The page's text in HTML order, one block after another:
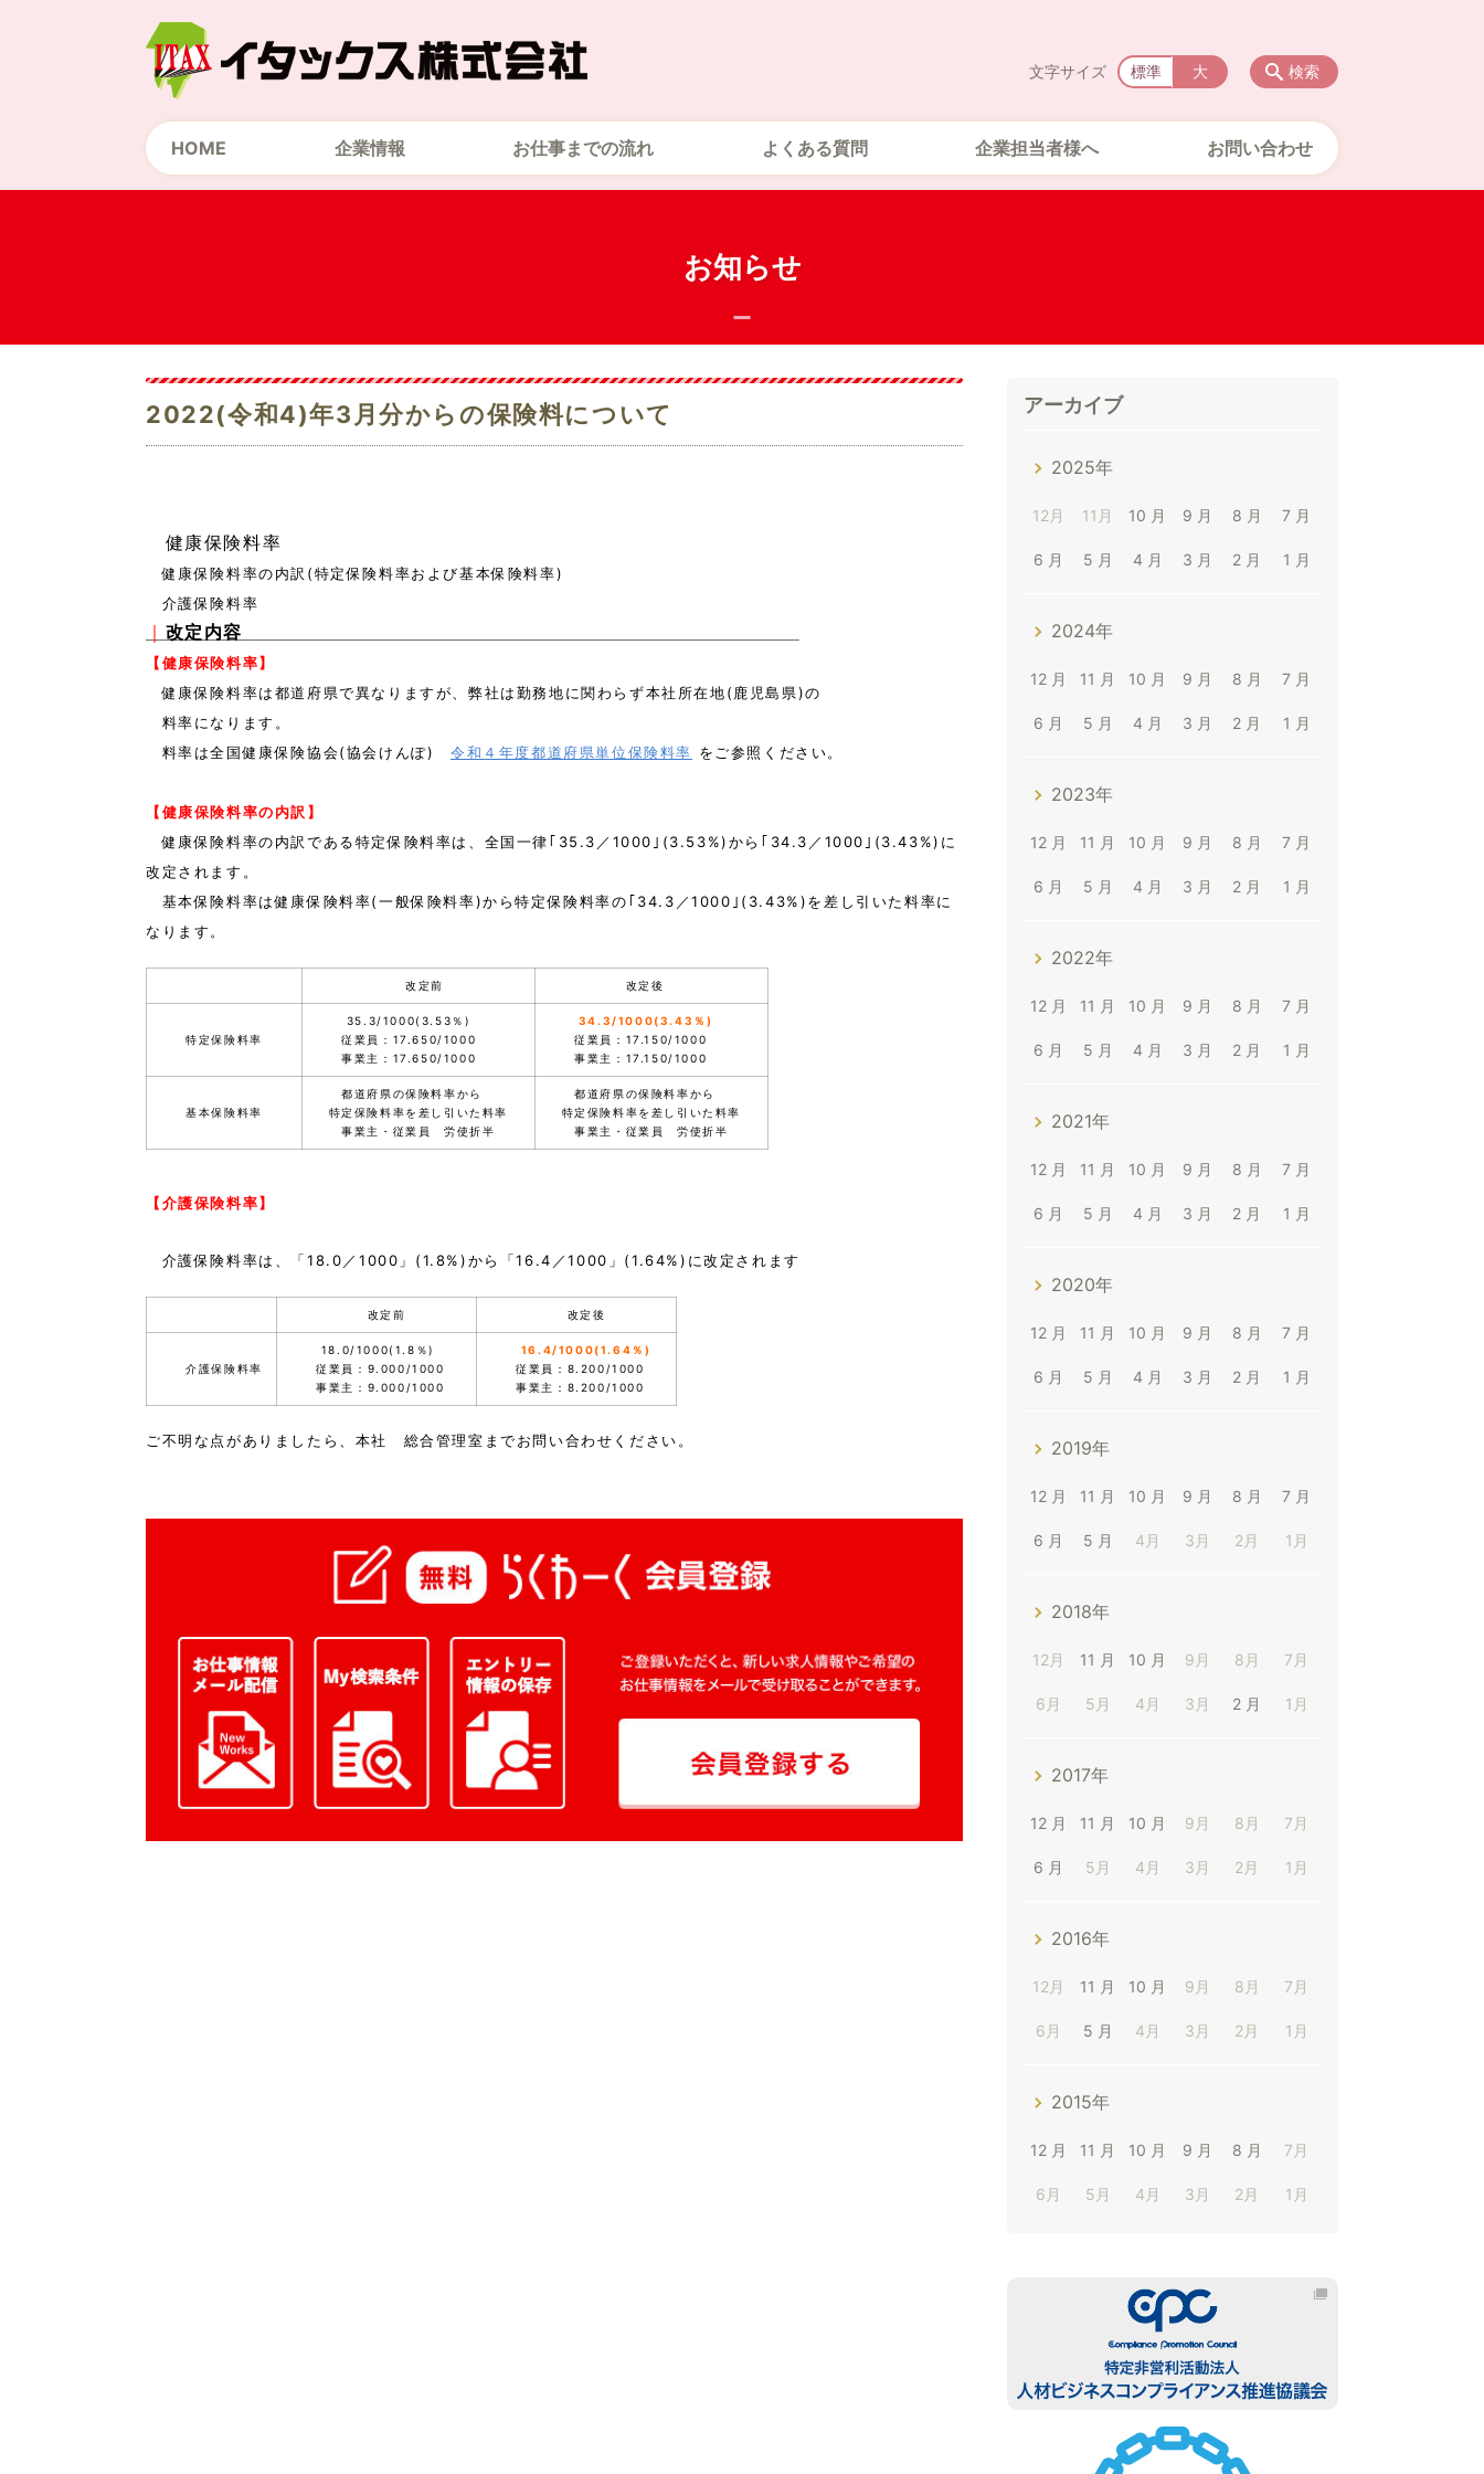
HOME 企業情報 お仕事までの流れ よくある質問 企業担当者様へ お問い合わせ
検索
文字サイズ 標準 大
お知らせ
2022(令和4)年3月分からの保険料について
健康保険料率
健康保険料率の内訳(特定保険料率および基本保険料率)
介護保険料率
｜ 改定内容
【健康保険料率】
健康保険料率は都道府県で異なりますが、弊社は勤務地に関わらず本社所在地(鹿児島県)の
料率になります。
料率は全国健康保険協会(協会けんぽ) 令和４年度都道府県単位保険料率 をご参照ください。
【健康保険料率の内訳】
健康保険料率の内訳である特定保険料率は、全国一律 ｢35.3／1000｣(3.53%)から｢34.3／1000｣(3.43%)に
改定されます。
基本保険料率は健康保険料率(一般保険料率)から特定保険料率の｢34.3／1000｣(3.43%)を差し引いた料率に
なります。
改定前 改定後
特定保険料率
35.3/1000(3.53％)
従業員：17.650/1000
事業主：17.650/1000
34.3/1000(3.43％)
従業員：17.150/1000
事業主：17.150/1000
基本保険料率
都道府県の保険料率から
特定保険料率を差し引いた料率
事業主・従業員 労使折半
都道府県の保険料率から
特定保険料率を差し引いた料率
事業主・従業員 労使折半
【介護保険料率】
介護保険料率は、「18.0／1000」(1.8%)から「16.4／1000」(1.64%)に改定されます
改定前 改定後
介護保険料率
18.0/1000(1.8％)
従業員：9.000/1000
事業主：9.000/1000
16.4/1000(1.64％)
従業員：8.200/1000
事業主：8.200/1000
ご不明な点がありましたら、本社 総合管理室までお問い合わせください 。
アーカイブ
2025年
12月 11月 10 月 9 月 8 月 7 月
6 月 5 月 4 月 3 月 2 月 1 月
2024年
12 月 11 月 10 月 9 月 8 月 7 月
6 月 5 月 4 月 3 月 2 月 1 月
2023年
12 月 11 月 10 月 9 月 8 月 7 月
6 月 5 月 4 月 3 月 2 月 1 月
2022年
12 月 11 月 10 月 9 月 8 月 7 月
6 月 5 月 4 月 3 月 2 月 1 月
2021年
12 月 11 月 10 月 9 月 8 月 7 月
6 月 5 月 4 月 3 月 2 月 1 月
2020年
12 月 11 月 10 月 9 月 8 月 7 月
6 月 5 月 4 月 3 月 2 月 1 月
2019年
12 月 11 月 10 月 9 月 8 月 7 月
6 月 5 月 4月 3月 2月 1月
2018年
12月 11 月 10 月 9月 8月 7月
6月 5月 4月 3月 2 月 1月
2017年
12 月 11 月 10 月 9月 8月 7月
6 月 5月 4月 3月 2月 1月
2016年
12月 11 月 10 月 9月 8月 7月
6月 5 月 4月 3月 2月 1月
2015年
12 月 11 月 10 月 9 月 8 月 7月
6月 5月 4月 3月 2月 1月